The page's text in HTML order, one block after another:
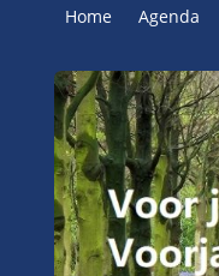
Home Agenda